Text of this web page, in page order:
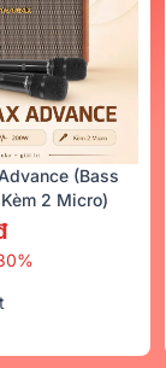
(Bass
2 Micro)